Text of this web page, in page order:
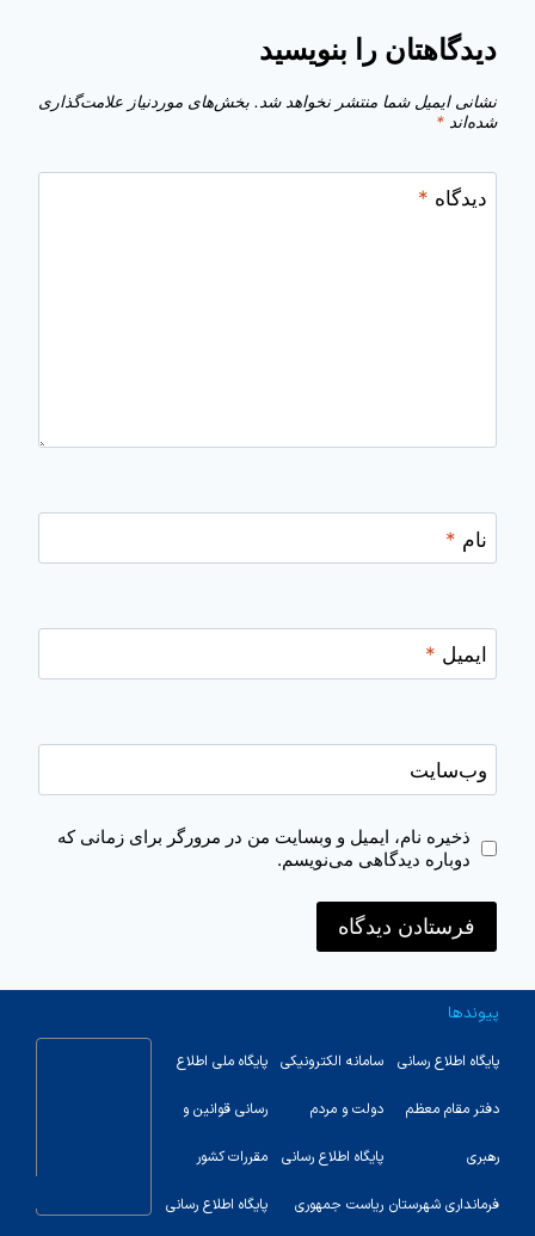
دیدگاهتان را بنویسید
نشانی ایمیل شما منتشر نخواهد شد. بخش‌های موردنیاز علامت‌گذاری
شده‌اند *
دیدگاه *
نام *
ایمیل *
وب‌سایت
ذخیره نام، ایمیل و وبسایت من در مرورگر برای زمانی که
دوباره دیدگاهی می‌نویسم.
پیوندها
پایگاه اطلاع رسانی
دفتر مقام معظم
رهبری
فرمانداری شهرستان
سامانه الکترونیکی
دولت و مردم
پایگاه اطلاع رسانی
ریاست جمهوری
پایگاه ملی اطلاع
رسانی قوانین و
مقررات کشور
پایگاه اطلاع رسانی